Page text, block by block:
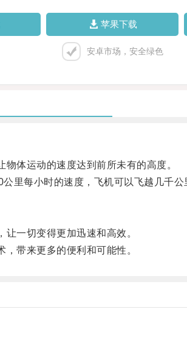
苹果下载
安卓市场，安全绿色
体运动的速度达到前所未有的高度。
每小时的速度，飞机可以飞越几千公
一切变得更加迅速和高效。
带来更多的便利和可能性。